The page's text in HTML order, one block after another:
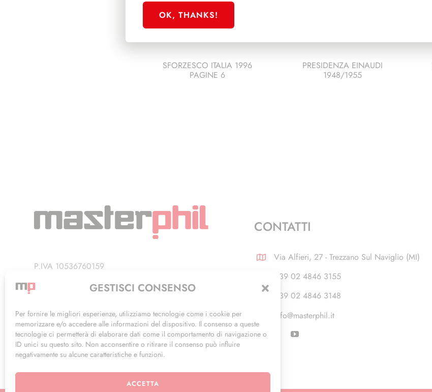
GESTISCI CONSENSO
Per fornire le migliori esperienze, utilizziamo tecnologie come i cookie per
memorizzare e/o accedere alle informazioni del dispositivo. Il consenso a queste
tecnologie ci permetterà di elaborare dati come il comportamento di navigazione o
ID unici su questo sito. Non acconsentire o ritirare il consenso può influire
negativamente su alcune caratteristiche e funzioni.
ACCETTA
SFORZESCO ITALIA 1996
PAGINE 6
PRESIDENZA EINAUDI
1948/1955
P.IVA 10536760159
Privacy Policy
CONTATTI
Via Alfieri, 27 - Trezzano Sul Naviglio (MI)
+39 02 4846 3155
+39 02 4846 3148
info@masterphil.it
OK, THANKS!